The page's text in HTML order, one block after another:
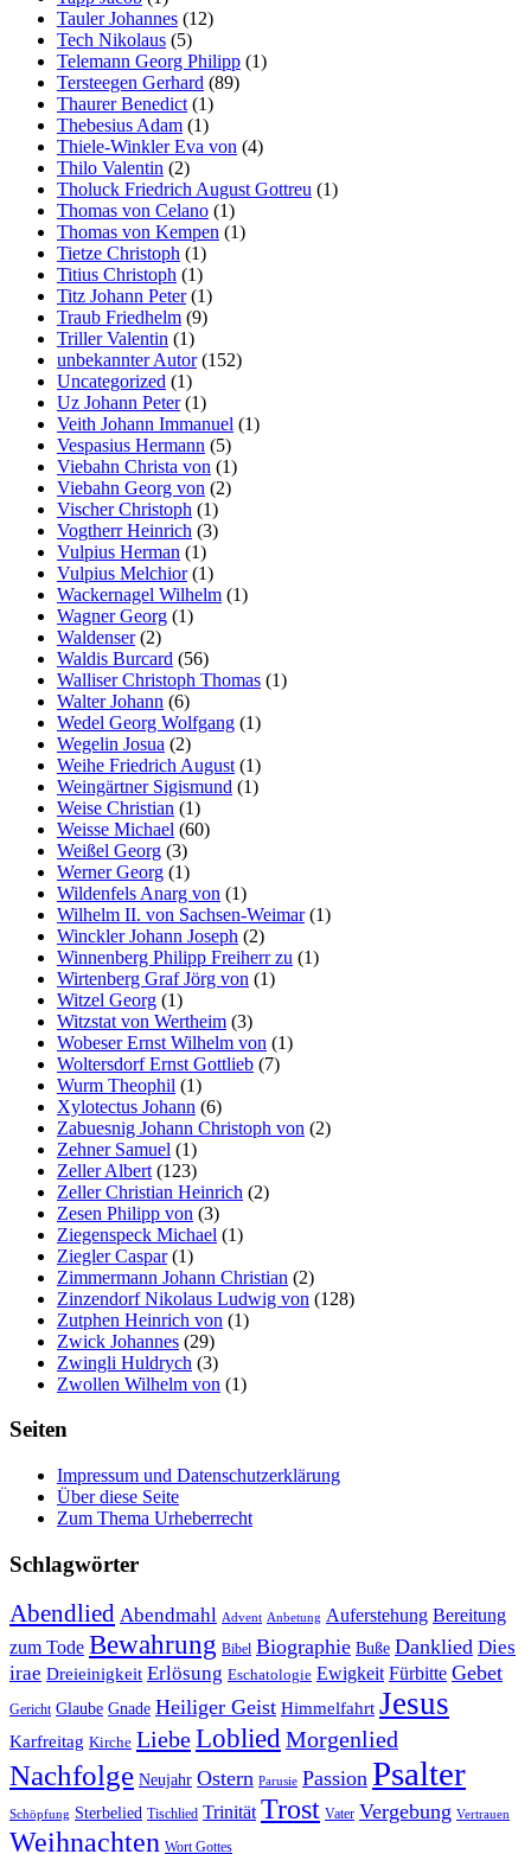
Tauler Johannes (12)
Tech Nikolaus (5)
Telemann Georg Philipp (1)
Tersteegen Gerhard (89)
Thaurer Benedict (1)
Thebesius Adam (1)
Thiele-Winkler Eva von (4)
Thilo Valentin (2)
Tholuck Friedrich August Gottreu (1)
Thomas von Celano (1)
Thomas von Kempen (1)
Tietze Christoph (1)
Titius Christoph (1)
Titz Johann Peter(1)
Traub Friedhelm (9)
Triller Valentin (1)
unbekannter Autor(152)
Uncategorized (1)
Uz Johann Peter(1)
Veith Johann Immanuel (1)
Vespasius Hermann (5)
Viebahn Christa von (1)
Viebahn Georg von (2)
Vischer Christoph (1)
Vogtherr Heinrich (3)
Vulpius Herman (1)
Vulpius Melchior(1)
Wackernagel Wilhelm (1)
Wagner Georg (1)
Waldenser(2)
Waldis Burcard (56)
Walliser Christoph Thomas (1)
Walter Johann (6)
Wedel Georg Wolfgang (1)
Wegelin Josua (2)
Weihe Friedrich August (1)
Weingärtner Sigismund (1)
Weise Christian (1)
Weisse Michael (60)
Weißel Georg (3)
Werner Georg (1)
Wildenfels Anarg von (1)
Wilhelm II. von Sachsen-Weimar(1)
Winckler Johann Joseph (2)
Winnenberg Philipp Freiherr zu (1)
Wirtenberg Graf Jörg von (1)
Witzel Georg (1)
Witzstat von Wertheim (3)
Wobeser Ernst Wilhelm von (1)
Woltersdorf Ernst Gottlieb (7)
Wurm Theophil (1)
Xylotectus Johann (6)
Zabuesnig Johann Christoph von (2)
Zehner Samuel (1)
Zeller Albert (123)
Zeller Christian Heinrich (2)
Zesen Philipp von (3)
Ziegenspeck Michael (1)
Ziegler Caspar(1)
Zimmermann Johann Christian (2)
Zinzendorf Nikolaus Ludwig von (128)
Zutphen Heinrich von (1)
Zwick Johannes (29)
Zwingli Huldrych (3)
Zwollen Wilhelm von (1)
Seiten
Impressum und Datenschutzerklärung
Über diese Seite
Zum Thema Urheberrecht
Schlagwörter
Abendlied Abendmahl Advent Anbetung Auferstehung Bereitung
zum Tode Bewahrung Bibel Biographie Buße Danklied Dies
irae Dreieinigkeit Erlösung Eschatologie Ewigkeit Fürbitte Gebet
Gericht Glaube Gnade Heiliger Geist Himmelfahrt Jesus
Karfreitag Kirche LiebeLobliedMorgenlied
Nachfolge Neujahr Ostern Parusie Passion Psalter
Schöpfung Sterbelied Tischlied Trinität Trost Vater Vergebung Vertrauen
Weihnachten Wort Gottes